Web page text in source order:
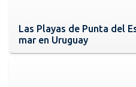
Las Playas de Punta del
mar en Uruguay